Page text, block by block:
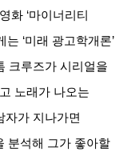
영화 ‘마이너리티
는 ‘미래 광고학개론’
크루즈가 시리얼을
노래가 나오는
자가 지나가면
분석해 그가 좋아할